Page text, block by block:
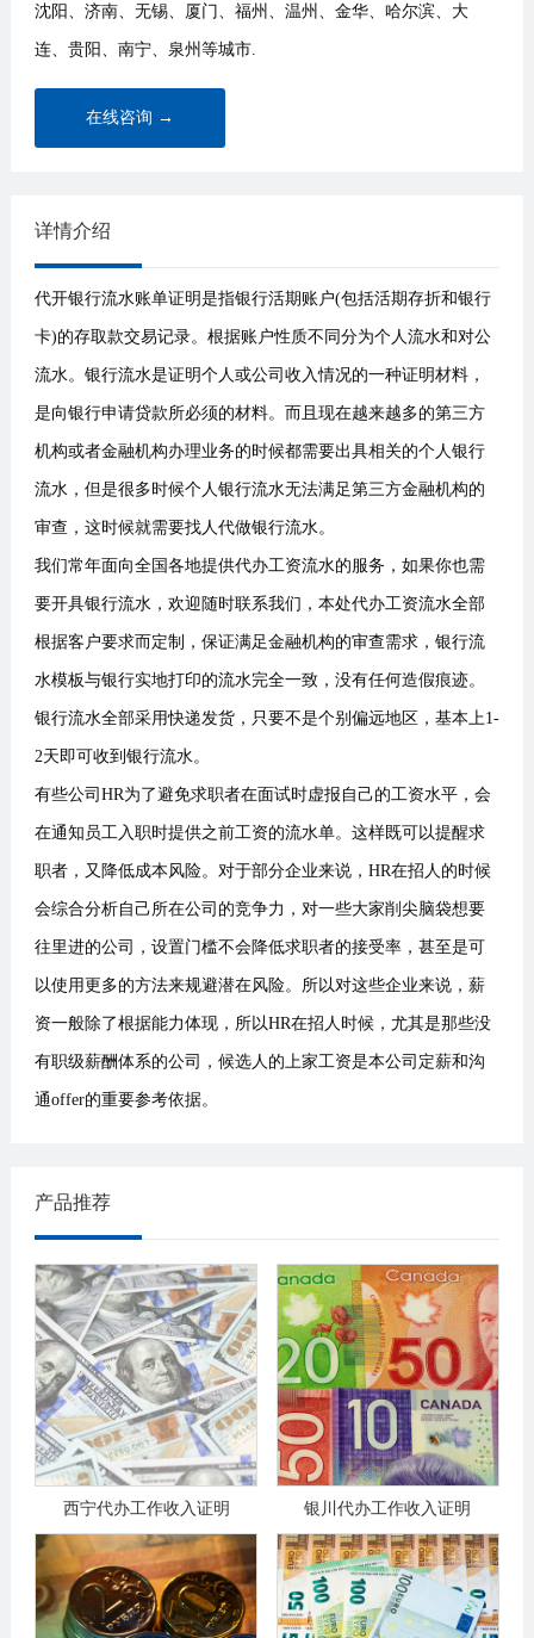
沈阳、济南、无锡、厦门、福州、温州、金华、哈尔滨、大
连、贵阳、南宁、泉州等城市.
在线咨询 →
详情介绍
代开银行流水账单证明是指银行活期账户(包括活期存折和银行
卡)的存取款交易记录。根据账户性质不同分为个人流水和对公
流水。银行流水是证明个人或公司收入情况的一种证明材料，
是向银行申请贷款所必须的材料。而且现在越来越多的第三方
机构或者金融机构办理业务的时候都需要出具相关的个人银行
流水，但是很多时候个人银行流水无法满足第三方金融机构的
审查，这时候就需要找人代做银行流水。
我们常年面向全国各地提供代办工资流水的服务，如果你也需
要开具银行流水，欢迎随时联系我们，本处代办工资流水全部
根据客户要求而定制，保证满足金融机构的审查需求，银行流
水模板与银行实地打印的流水完全一致，没有任何造假痕迹。
银行流水全部采用快递发货，只要不是个别偏远地区，基本上1-
2天即可收到银行流水。
有些公司HR为了避免求职者在面试时虚报自己的工资水平，会
在通知员工入职时提供之前工资的流水单。这样既可以提醒求
职者，又降低成本风险。对于部分企业来说，HR在招人的时候
会综合分析自己所在公司的竞争力，对一些大家削尖脑袋想要
往里进的公司，设置门槛不会降低求职者的接受率，甚至是可
以使用更多的方法来规避潜在风险。所以对这些企业来说，薪
资一般除了根据能力体现，所以HR在招人时候，尤其是那些没
有职级薪酬体系的公司，候选人的上家工资是本公司定薪和沟
通offer的重要参考依据。
产品推荐
西宁代办工作收入证明 银川代办工作收入证明